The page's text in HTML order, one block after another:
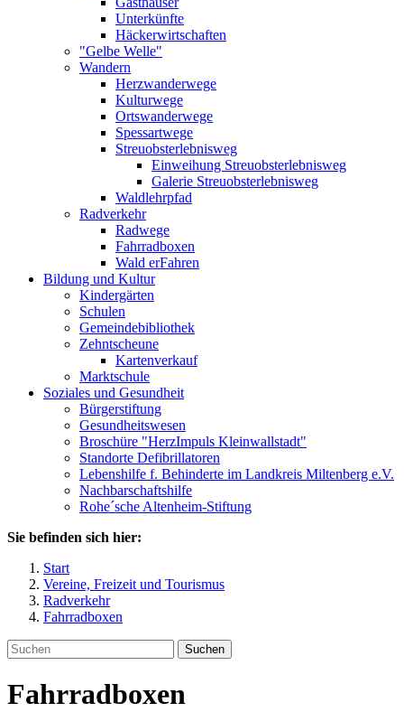
Unterkünfte
Häckerwirtschaften
"Gelbe Welle"
Wandern
Herzwanderwege
Kulturwege
Ortswanderwege
Spessartwege
Streuobsterlebnisweg
Einweihung Streuobsterlebnisweg
Galerie Streuobsterlebnisweg
Waldlehrpfad
Radverkehr
Radwege
Fahrradboxen
Wald erFahren
Bildung und Kultur
Kindergärten
Schulen
Gemeindebibliothek
Zehntscheune
Kartenverkauf
Marktschule
Soziales und Gesundheit
Bürgerstiftung
Gesundheitswesen
Broschüre "HerzImpuls Kleinwallstadt"
Standorte Defibrillatoren
Lebenshilfe f. Behinderte im Landkreis Miltenberg e.V.
Nachbarschaftshilfe
Rohe´sche Altenheim-Stiftung
Sie befinden sich hier:
Start
Vereine, Freizeit und Tourismus
Radverkehr
Fahrradboxen
Suchen
Fahrradboxen